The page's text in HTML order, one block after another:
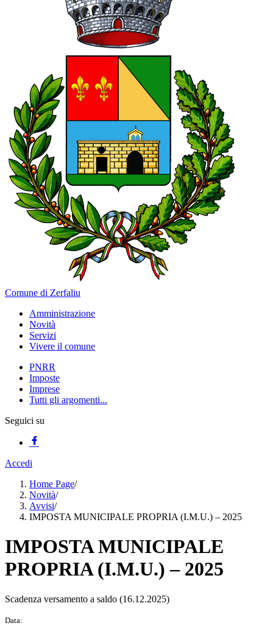
Comune di Zerfaliu
Amministrazione
Novità
Servizi
Vivere il comune
PNRR
Imposte
Imprese
Tutti gli argomenti...
Seguici su
Accedi
Home Page/
Novità/
Avvisi/
IMPOSTA MUNICIPALE PROPRIA (I.M.U.) – 2025
IMPOSTA MUNICIPALE
PROPRIA (I.M.U.) – 2025
Scadenza versamento a saldo (16.12.2025)
Data: